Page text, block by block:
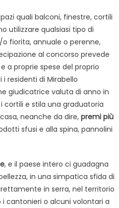
quali balconi, finestre, cortili
utilizzare qualsiasi tipo di
fiorita, annuale o perenne,
al concorso prevede
a proprie spese del proprio
residenti di Mirabello
giudicatrice valuta di anno in
cortili e stila una graduatoria
neanche da dire, premi più
sfusi e alla spina, pannolini
, e il paese intero ci guadagna
in una simpatica sfida di
in serra, nel territorio
cantonieri o alcuni volontari a